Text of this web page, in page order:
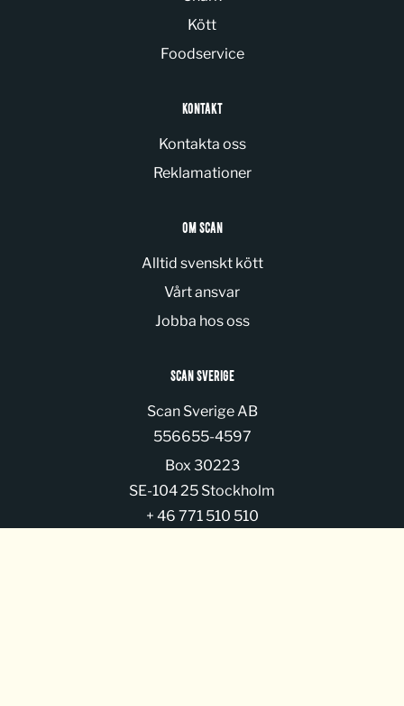
Kött
Foodservice
KONTAKT
Kontakta oss
Reklamationer
OM SCAN
Alltid svenskt kött
Vårt ansvar
Jobba hos oss
SCAN SVERIGE
Scan Sverige AB
Organization number:
556655-4597
Box 30223
SE-104 25 Stockholm
+ 46 771 510 510